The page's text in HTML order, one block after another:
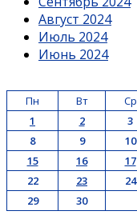
Август 2024
Июль 2024
Июнь 2024
Пн
Вт Ср
1
2 3
8
9 10
15
16 17
22
23 24
29
30